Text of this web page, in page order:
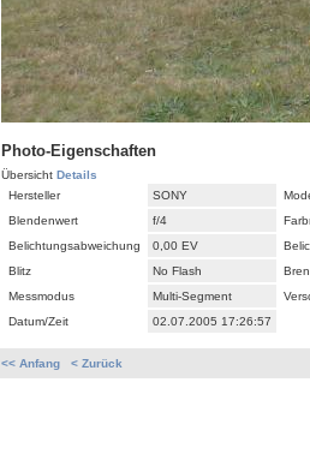
Photo-Eigenschaften
Übersicht Details
Hersteller
SONY
Blendenwert
f/4
Belichtungsabweichung
0,00 EV
Blitz
No Flash
Messmodus
Multi-Segment
Datum/Zeit
02.07.2005 17:26:57
<< Anfang < Zurück